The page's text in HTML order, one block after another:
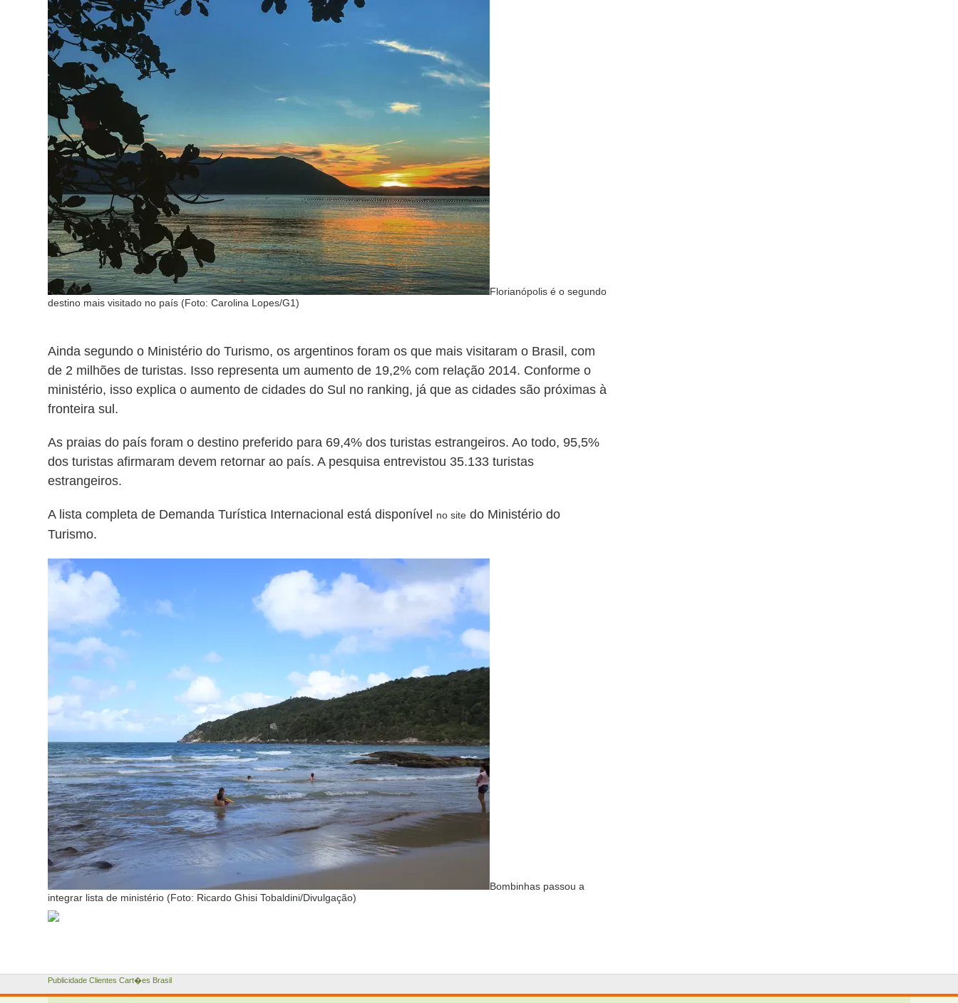
Florianópolis é o segundo
destino mais visitado no país (Foto: Carolina Lopes/G1)
Ainda segundo o Ministério do Turismo, os argentinos foram os que mais visitaram o Brasil, com
de 2 milhões de turistas. Isso representa um aumento de 19,2% com relação 2014. Conforme o
ministério, isso explica o aumento de cidades do Sul no ranking, já que as cidades são próximas à
fronteira sul.
As praias do país foram o destino preferido para 69,4% dos turistas estrangeiros. Ao todo, 95,5%
dos turistas afirmaram devem retornar ao país. A pesquisa entrevistou 35.133 turistas
estrangeiros.
A lista completa de Demanda Turística Internacional está disponível no site do Ministério do
Turismo.
Bombinhas passou a
integrar lista de ministério (Foto: Ricardo Ghisi Tobaldini/Divulgação)
Publicidade Clientes Cart�es Brasil